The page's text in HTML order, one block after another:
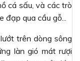
cá sấu, và các trò
qua cầu gỗ...
trên dòng sông
làn gió mát rượi